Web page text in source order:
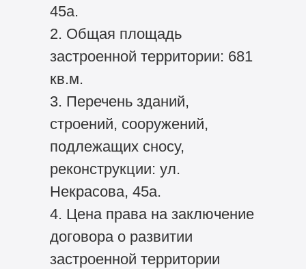
45а.
2. Общая площадь
застроенной территории: 681
кв.м.
3. Перечень зданий,
строений, сооружений,
подлежащих сносу,
реконструкции: ул.
Некрасова, 45а.
4. Цена права на заключение
договора о развитии
застроенной территории